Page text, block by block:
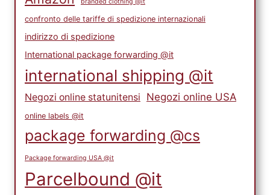
branded clothing @it
confronto delle tariffe di spedizione internazionali
indirizzo di spedizione
International package forwarding @it
international shipping @it
Negozi online statunitensi Negozi online USA
online labels @it
package forwarding @cs
Package forwarding USA @it
Parcelbound @it